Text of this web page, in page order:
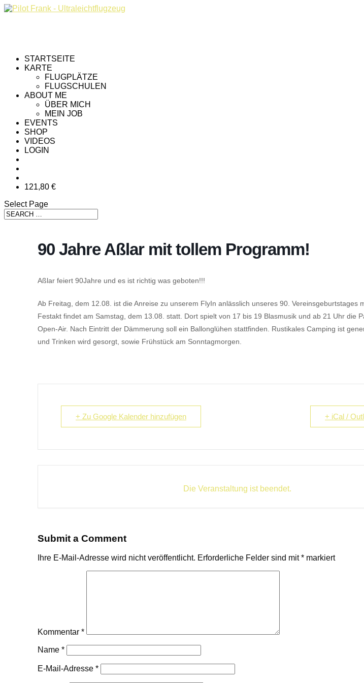
STARTSEITE
KARTE
FLUGPLÄTZE
FLUGSCHULEN
ABOUT ME
ÜBER MICH
MEIN JOB
EVENTS
SHOP
VIDEOS
LOGIN
121,80 €
Select Page
90 Jahre Aßlar mit tollem Programm!
Aßlar feiert 90Jahre und es ist richtig was geboten!!!
Ab Freitag, dem 12.08. ist die Anreise zu unserem FlyIn anlässlich unseres 90. Vereinsgeburtstages
Festakt findet am Samstag, dem 13.08. statt. Dort spielt von 17 bis 19 Blasmusik und ab 21 Uhr die
Open-Air. Nach Eintritt der Dämmerung soll ein Ballonglühen stattfinden. Rustikales Camping ist
und Trinken wird gesorgt, sowie Frühstück am Sonntagmorgen.
+ Zu Google Kalender hinzufügen + iCal /
Die Veranstaltung ist beendet.
Submit a Comment
Ihre E-Mail-Adresse wird nicht veröffentlicht. Erforderliche Felder sind mit* markiert
Kommentar *
Name *
E-Mail-Adresse *